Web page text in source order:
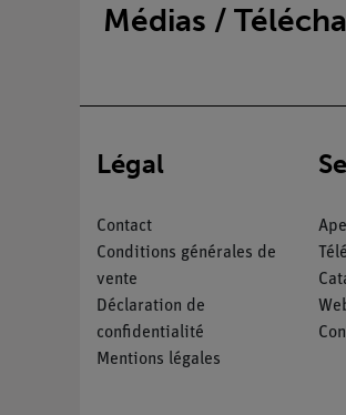
Médias /
Légal
Contact
Conditions générales de
vente
Déclaration de
confidentialité
Mentions légales